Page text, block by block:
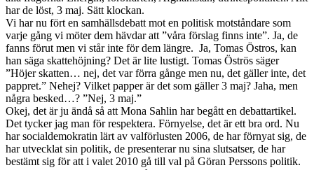
har de löst, 3 maj. Sätt klockan.
Vi har nu fört en samhällsdebatt mot en politisk motståndare som
varje gång vi möter dem hävdar att ”våra förslag finns inte”. Ja, de
fanns förut men vi står inte för dem längre. Ja, Tomas Östros, kan
han säga skattehöjning? Det är lite lustigt. Tomas Öströs säger
”Höjer skatten… nej, det var förra gånge men nu, det gäller inte, det
pappret.” Nehej? Vilket papper är det som gäller 3 maj? Jaha, men
några besked…? ”Nej, 3 maj.”
Okej, det är ju ändå så att Mona Sahlin har begått en debattartikel.
Det tycker jag man för respektera. Förnyelse, det är ett bra ord. Nu
har socialdemokratin lärt av valförlusten 2006, de har förnyat sig, de
har utvecklat sin politik, de presenterar nu sina slutsatser, de har
bestämt sig för att i valet 2010 gå till val på Göran Perssons politik.